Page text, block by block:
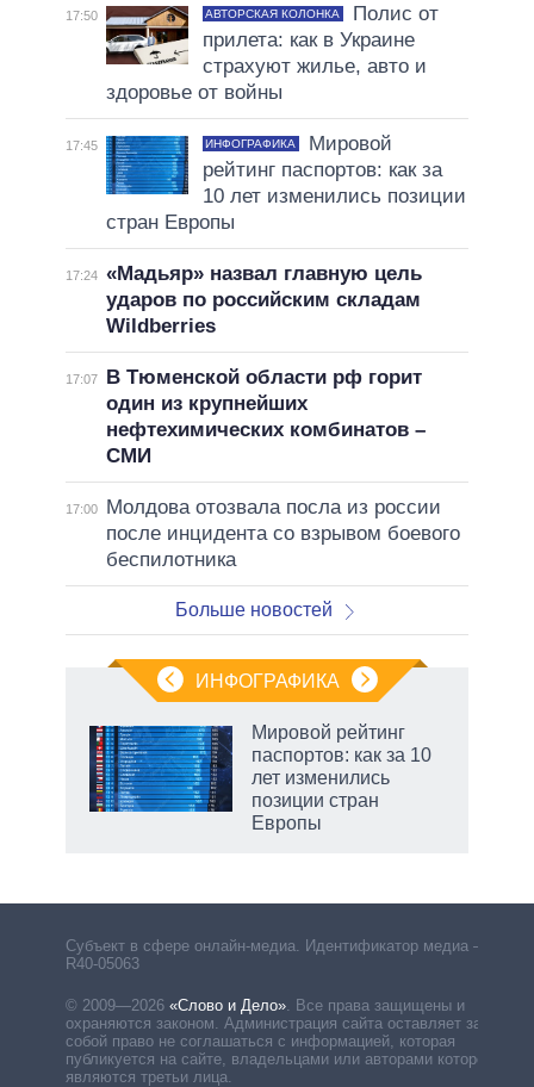
17:50 АВТОРСКАЯ КОЛОНКА
Полис от
прилета: как в Украине
страхуют жилье, авто и
здоровье от войны
17:45 ИНФОГРАФИКА
Мировой
рейтинг паспортов: как за
10 лет изменились позиции
стран Европы
17:24 «Мадьяр» назвал главную цель
ударов по российским складам
Wildberries
17:07
В Тюменской области рф горит
один из крупнейших
нефтехимических комбинатов –
СМИ
17:00
Молдова отозвала посла из россии
после инцидента со взрывом боевого
беспилотника
Больше новостей
ИНФОГРАФИКА
Мировой рейтинг
паспортов: как за 10
лет изменились
позиции стран
Европы
Субъект в сфере онлайн-медиа. Идентификатор медиа –
R40-05063
© 2009—2026 «Слово и Дело» Все права защищены и
охраняются законом. Администрация сайта оставляет за
собой право не соглашаться с информацией, которая
публикуется на сайте, владельцами или авторами которой
являются третьи лица.